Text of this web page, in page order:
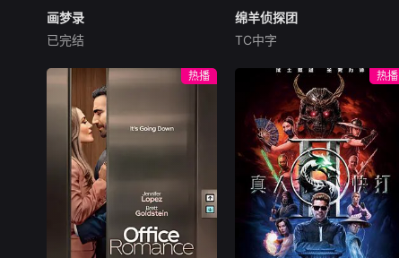
画梦录
代露娃
民国的上海滩，身怀绝技的孤
女画师许雁真，意外与身陷危
局的融汇银行总账姜心羽产生
交集。姜心羽遭人陷害，只得
与许雁真结盟，彼时银行欲将
国宝名画低价卖给外国人，许
雁真凭借自身精湛画技仿造名
画、偷天换日。几经波折，两
人联手在各方势力的夹缝间巧
妙周旋，共历险阻，破解重重
困境。
画梦录
已完结
绵羊侦探团
牧羊人乔治（休·杰克曼
饰）最爱给羊群读侦探小说，
没想到自己有一天会离奇死
亡。他留下的3000万巨额遗
产，让每个人貌似都有犯罪动
机。警察毫无头绪之时，羊群
们决定“不务正业”迈出牧场，
追查牧羊人“躺平
绵羊侦探团
TC中字
热播 热播